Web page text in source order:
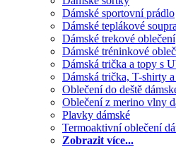
Dámské sportovní prádlo
Dámské teplákové
Dámské trekové oblečení
Dámské tréninkové
Dámská trička a topy s
Dámská trička, T-shirty
Oblečení do deště
Oblečení z merino vlny
Plavky dámské
Termoaktivní oblečení
Zobrazit více...